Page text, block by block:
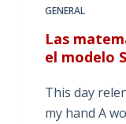
GENERAL
Las
el modelo
This day
my hand A